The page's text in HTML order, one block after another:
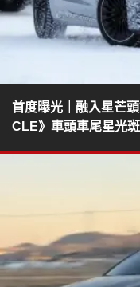
首度曝光｜融入星芒
CLE》車頭車尾星光